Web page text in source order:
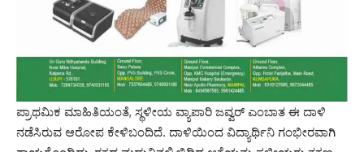
ಪ್ರಾಥಮಿಕ ಮಾಹಿತಿಯಂತೆ, ಸ್ಥಳೀಯ ವ್ಯಾಪಾರಿ ಜವ್ವರ್ ಎಂಬಾತ ಈ ದಾಳಿ
ನಡೆಸಿರುವ ಆರೋಪ ಕೇಳಿಬಂದಿದೆ. ದಾಳಿಯಿಂದ ವಿದ್ಯಾರ್ಥಿನಿ ಗಂಭೀರವಾಗಿ